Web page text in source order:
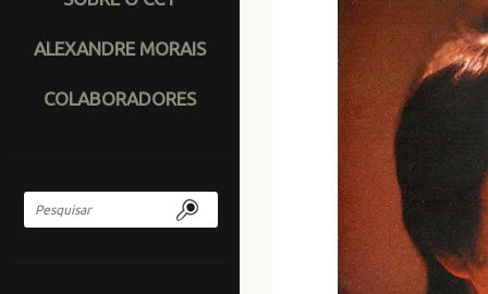
ALEXANDRE MORAIS
COLABORADORES